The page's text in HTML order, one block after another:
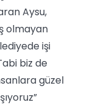
Aysu,
olmayan
işi
biz de
güzel